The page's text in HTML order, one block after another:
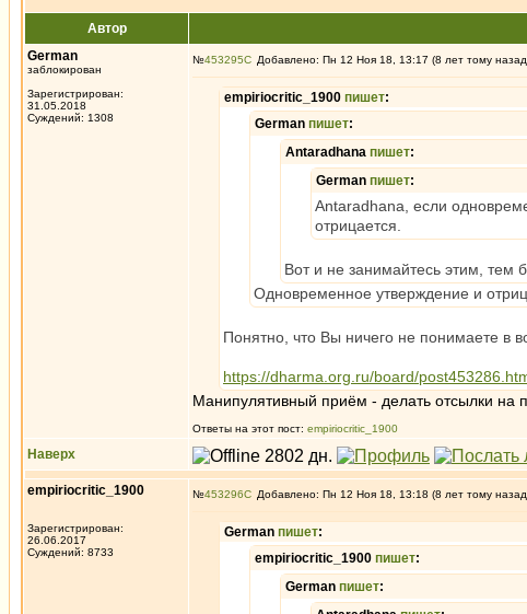
Автор
German
заблокирован
Зарегистрирован:
31.05.2018
Суждений: 1308
№453295 Добавлено: Пн 12 Ноя 18, 13:17 (8 лет тому
empiriocritic_1900 пишет:
German пишет:
Antaradhana пишет:
German пишет:
Antaradhana, если
отрицается.
Вот и не занимайтесь этим, тем
Одновременное утверждение и
Понятно, что Вы ничего не понимаете в
https://dharma.org.ru/board/
Манипулятивный приём - делать отсылки на
Ответы на этот пост: empiriocritic_1900
Наверх
empiriocritic_1900
Зарегистрирован:
26.06.2017
Суждений: 8733
№453296 Добавлено: Пн 12 Ноя 18, 13:18 (8 лет тому
German пишет:
empiriocritic_1900 пишет:
German пишет: